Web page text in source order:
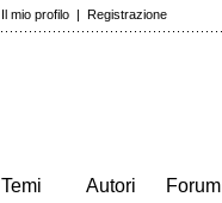
Il mio profilo | Registrazione
Temi
Autori
Forum